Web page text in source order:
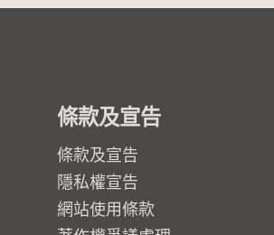
條款及宣告
條款及宣告
隱私權宣告
網站使用條款